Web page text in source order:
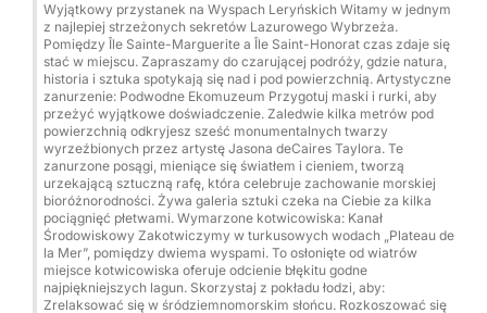
aby przeżyć niezapomniane chwile. Rejs kontynuuje
do prestiżowego Cap d'Antibes i legendarnej Zatoki
Miliarderów, gdzie piękno krajobrazów dorównuje
jedynie czystości wód. Aby zapewnić Ci komfort, na
pokładzie oferowane są orzeźwiające napoje, a
podczas postojów na pływanie dostępny jest
wysokiej jakości sprzęt do snorkelingu.
Obsługa na pokładzie jest zapewniona przez
profesjonalnego skippera, który mówi po francusku
i angielsku, zapewniając płynną komunikację i
spersonalizowaną pomoc. Prosimy pamiętać, że
Wyjątkowy przystanek na Wyspach Leryńskich Witamy w jednym
z najlepiej strzeżonych sekretów Lazurowego Wybrzeża.
Pomiędzy Île Sainte-Marguerite a Île Saint-Honorat czas zdaje się
stać w miejscu. Zapraszamy do czarującej podróży, gdzie natura,
historia i sztuka spotykają się nad i pod powierzchnią. Artystyczne
zanurzenie: Podwodne Ekomuzeum Przygotuj maski i rurki, aby
przeżyć wyjątkowe doświadczenie. Zaledwie kilka metrów pod
powierzchnią odkryjesz sześć monumentalnych twarzy
wyrzeźbionych przez artystę Jasona deCaires Taylora. Te
zanurzone posągi, mieniące się światłem i cieniem, tworzą
urzekającą sztuczną rafę, która celebruje zachowanie morskiej
bioróżnorodności. Żywa galeria sztuki czeka na Ciebie za kilka
pociągnięć płetwami. Wymarzone kotwicowiska: Kanał
Środowiskowy Zakotwiczymy w turkusowych wodach „Plateau de
la Mer”, pomiędzy dwiema wyspami. To osłonięte od wiatrów
miejsce kotwicowiska oferuje odcienie błękitu godne
najpiękniejszych lagun. Skorzystaj z pokładu łodzi, aby:
Zrelaksować się w śródziemnomorskim słońcu. Rozkoszować się